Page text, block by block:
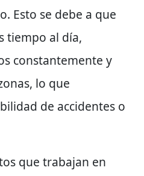
Esto se debe a que
tiempo al día,
constantemente y
lo que
de accidentes o
que trabajan en